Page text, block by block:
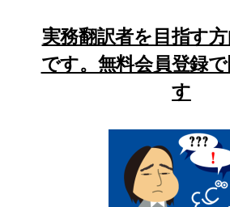
実務翻訳者を目指す
です。無料会員登録
す